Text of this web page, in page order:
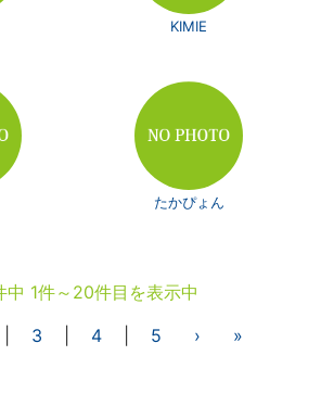
KIMIE
たかぴょん
中 1件～20件目を表示中
3 4| 5 › »